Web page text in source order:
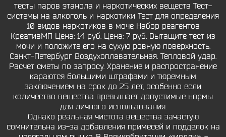
тесты паров этанола и наркотических веществ Тест-
системы на алкоголь и наркотики Тест для определения
10 видов наркотиков в моче Набор реагентов
КреативМП Цена: 14 руб. Цена: 7 руб. Вытащите тест из
мочи и положите его на сухую ровную поверхность.
Санкт-Петербург Воздухоплавательная. Тепловой удар.
Расчет сметы по запросу. Хранение и распространение
караются большими штрафами и тюремным
заключением на срок до 25 лет, особенно если
количество вещества превышает допустимые нормы
для личного использования.
Однако реальная чистота вещества зачастую
сомнительна из-за добавления примесей и подделок на